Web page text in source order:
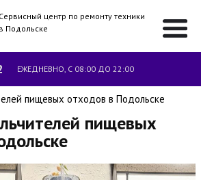
Сервисный центр по ремонту техники
в Подольске
ЕЖЕДНЕВНО, С 08:00 ДО 22:00
пищевых отходов в Подольске
пищевых